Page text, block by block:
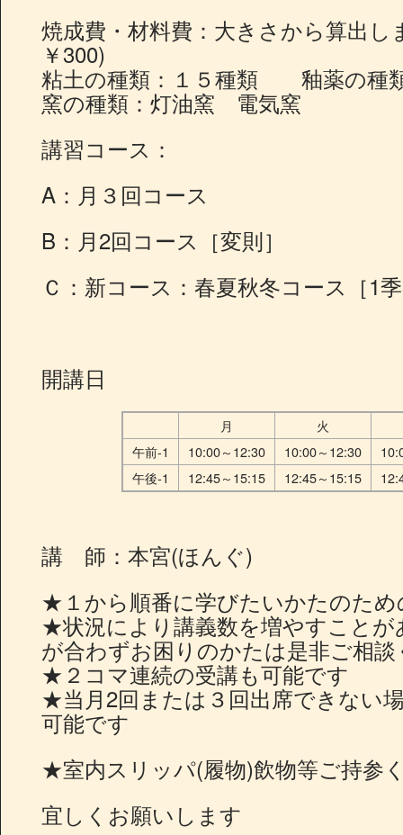
焼成費・材料費：大きさから算出し
￥300)
粘土の種類：１５種類 釉薬の種
窯の種類：灯油窯 電気窯
講習コース：
A：月３回コース
B：月2回コース［変則］
Ｃ：新コース：春夏秋冬コース［1
開講日
月
火
午前-1
10:00～12:30 10:00～12:30
午後-1
12:45～15:15 12:45～15:15
講 師：本宮(ほんぐ)
★１から順番に学びたいかたのた
★状況により講義数を増やすことが
が合わずお困りのかたは是非ご相
★２コマ連続の受講も可能です
★当月2回または３回出席できない
可能です
★室内スリッパ(履物)飲物等ご持参
宜しくお願いします